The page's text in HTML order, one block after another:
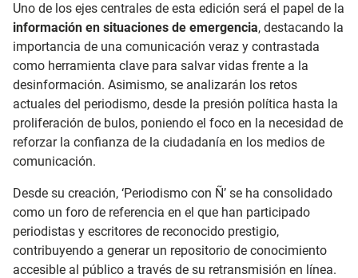
Uno de los ejes centrales de esta edición será el papel de la
información en situaciones de emergencia, destacando la
importancia de una comunicación veraz y contrastada
como herramienta clave para salvar vidas frente a la
desinformación. Asimismo, se analizarán los retos
actuales del periodismo, desde la presión política hasta la
proliferación de bulos, poniendo el foco en la necesidad de
reforzar la confianza de la ciudadanía en los medios de
comunicación.
Desde su creación, ‘Periodismo con Ñ’ se ha consolidado
como un foro de referencia en el que han participado
periodistas y escritores de reconocido prestigio,
contribuyendo a generar un repositorio de conocimiento
accesible al público a través de su retransmisión en línea.